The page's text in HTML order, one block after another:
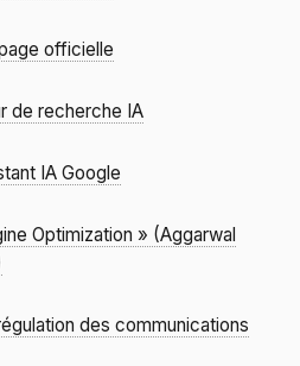
officielle
de recherche IA
IA Google
Optimization » (Aggarwal
des communications